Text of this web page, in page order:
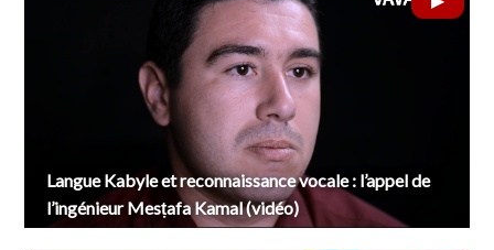
Langue Kabyle et reconnaissance vocale : l’appel de
l’ingénieur Mesṭafa Kamal (vidéo)